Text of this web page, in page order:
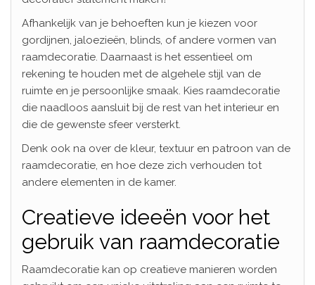
Afhankelijk van je behoeften kun je kiezen voor
gordijnen, jaloezieën, blinds, of andere vormen van
raamdecoratie. Daarnaast is het essentieel om
rekening te houden met de algehele stijl van de
ruimte en je persoonlijke smaak. Kies raamdecoratie
die naadloos aansluit bij de rest van het interieur en
die de gewenste sfeer versterkt.
Denk ook na over de kleur, textuur en patroon van de
raamdecoratie, en hoe deze zich verhouden tot
andere elementen in de kamer.
Creatieve ideeën voor het
gebruik van raamdecoratie
Raamdecoratie kan op creatieve manieren worden